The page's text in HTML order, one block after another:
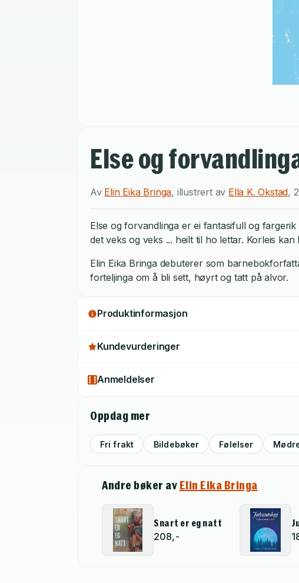
Else og
Av Elin Eika Bringa, illustrert av Ella K. Okstad,
Else og forvandlinga er ei fantasifull og
det veks og veks ... heilt til ho lettar. Korleis kan
Elin Eika Bringa debuterer som
forteljinga om å bli sett, høyrt og tatt på alvor.
Produktinformasjon
Kundevurderinger
Anmeldelser
Oppdag mer
Fri frakt Bildebøker Følelser
Andre bøker av Elin Eika Bringa
Snart er eg natt
208,-